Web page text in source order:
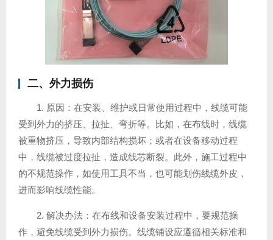
二、外力损伤
1. 原因：在安装、维护或日常使用过程中，线缆可能
受到外力的挤压、拉扯、弯折等。比如，在布线时，线缆
被重物挤压，导致内部结构损坏；或者在设备移动过程
中，线缆被过度拉扯，造成线芯断裂。此外，施工过程中
的不规范操作，如使用工具不当，也可能划伤线缆外皮，
进而影响线缆性能。
2. 解决办法：在布线和设备安装过程中，要规范操
作，避免线缆受到外力损伤。线缆铺设应遵循相关标准和